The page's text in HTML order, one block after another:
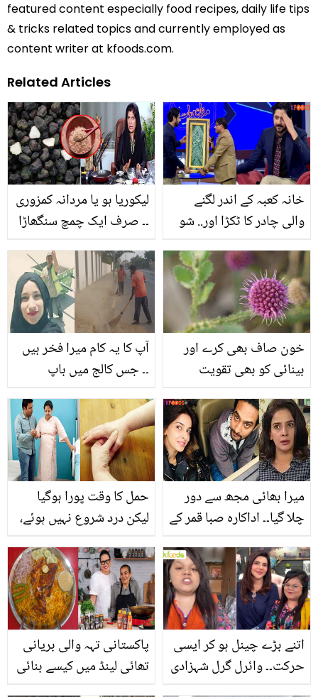
featured content especially food recipes, daily life tips
& tricks related topics and currently employed as
content writer at kfoods.com.
Related Articles
لیکوریا ہو یا مردانہ کمزوری
۔۔ صرف ایک چمچ سنگھاڑا
صحت کے کون سے 5 بڑے
مسئلے حل کرسکتا ہے؟
جانیں ڈاکٹر بلقیس کی
رائے
خانہ کعبہ کے اندر لگنے
والی چادر کا ٹکڑا اور.. شو
نایاب تسبیح دی؟ عمران
اشرف جذباتی ہوگئے
آپ کا یہ کام میرا فخر ہیں
۔۔ جس کالج میں باپ
وہاں داخلہ لے کر والد کے
بارے میں دنیا کو کیا بتایا
جو ہر کوئی رونے لگا؟
دیکھیں
خون صاف بھی کرے اور
بینائی کو بھی تقویت
پھول جو کسی مسیحا سے
کم نہیں
حمل کا وقت پورا ہوگیا
لیکن درد شروع نہیں ہوئے،
مساج کریں اور سی
سیکشن سے محفوظ ہو
جائيں
میرا بھائی مجھ سے دور
چلا گیا۔۔ اداکارہ صبا قمر کے
کی وجہ کیا بنی؟
پاکستانی تہہ والی بریانی
تھائی لینڈ میں کیسے بنائی
اتنے بڑے چینل ہو کر ایسی
حرکت۔۔ وائرل گرل شہزادی